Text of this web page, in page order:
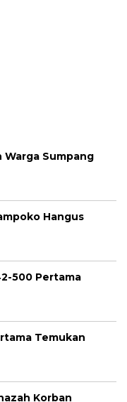
Warga Sumpang
Hangus
500 Pertama
Temukan
Korban